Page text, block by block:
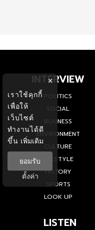
INTERVIEW
POLITICS
SOCIAL
BUSINESS
ENVIRONMENT
CULTURE
LIFESTYLE
HISTORY
SPORTS
LOOK UP
LISTEN
×
เราใช้คุกกี้
เพื่อให้
เว็บไซต์
ทำงานได้ดี
ขึ้น เพิ่มเติม
ยอมรับ
ตั้งค่า